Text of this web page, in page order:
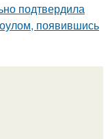
подтвердила
появившись